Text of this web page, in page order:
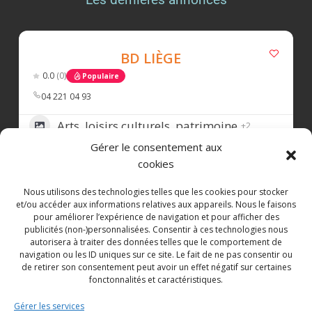
Gérer le consentement aux
cookies
Nous utilisons des technologies telles que les cookies pour stocker
et/ou accéder aux informations relatives aux appareils. Nous le faisons
pour améliorer l’expérience de navigation et pour afficher des
publicités (non-)personnalisées. Consentir à ces technologies nous
autorisera à traiter des données telles que le comportement de
navigation ou les ID uniques sur ce site. Le fait de ne pas consentir ou
de retirer son consentement peut avoir un effet négatif sur certaines
fonctonnalités et caractéristiques.
Gérer les services
Le salon de dégustationDarcis Chocolatier
est heureux de vous accueillir du mardi au
samedi, de 10 h à 18 h, pour une pause
pâtisseries et macarons Darcis, glace artisanale
emblématiques de la Maison.
Rendez-vous Rue des Dominicains 20, à
Liège.
#BelgianChocolate#chocolat#chocolate
#madeinbelgium#chocolatliege
BD LIÈGE
0.0 (0) Populaire
04 221 04 93
Arts, loisirs culturels, patrimoine +2
LES TRESORS DU PALAIS
0.0 (0)€€€€ Populaire
Zone d’implantation
0497268319